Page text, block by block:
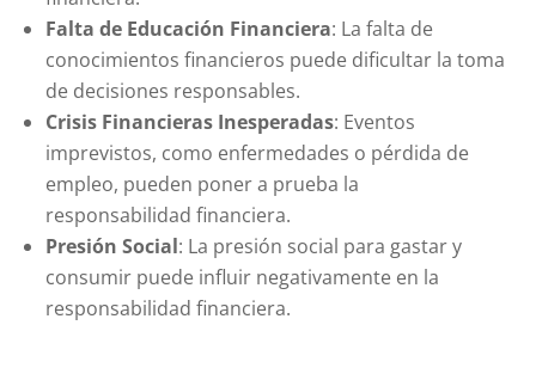
Falta de Educación Financiera: La falta de
conocimientos financieros puede dificultar la toma
de decisiones responsables.
Crisis Financieras Inesperadas: Eventos
imprevistos, como enfermedades o pérdida de
empleo, pueden poner a prueba la
responsabilidad financiera.
Presión Social: La presión social para gastar y
consumir puede influir negativamente en la
responsabilidad financiera.